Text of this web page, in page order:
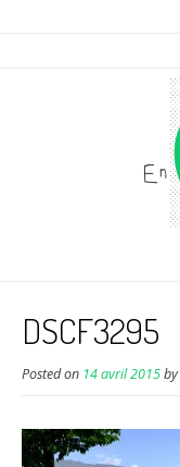
DSCF3295
Posted on 14 avril 2015by